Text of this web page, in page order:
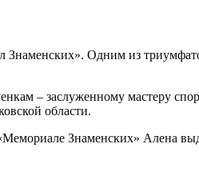
Знаменских». Одним из
– заслуженному мастеру
области.
Знаменских» Алена